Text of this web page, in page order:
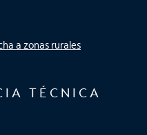
a zonas rurales
TÉCNICA